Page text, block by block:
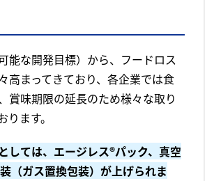
可能な開発目標）から、フードロス
高まってきており、各企業では食
賞味期限の延長のため様々な取り
ます。
しては、エージレス®パック、真空
（ガス置換包装）が上げられま